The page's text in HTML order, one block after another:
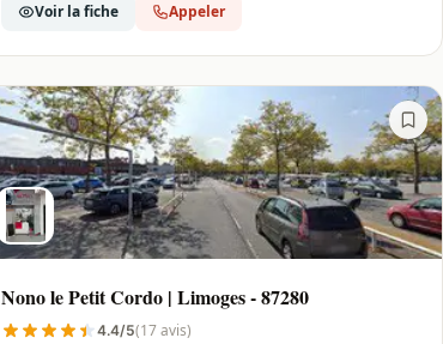
Voir la fiche Appeler
Nono le Petit Cordo | Limoges - 87280
4.4/5(17 avis)